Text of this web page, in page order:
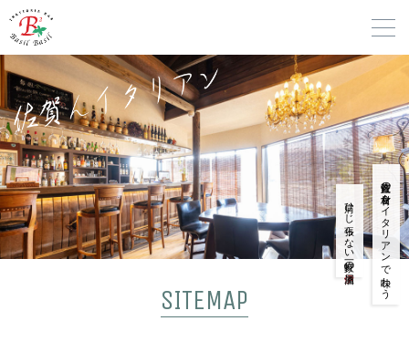
佐賀産の食材をイタリアンで味わう
肩ひじ張らない一軒家の
SITEMAP